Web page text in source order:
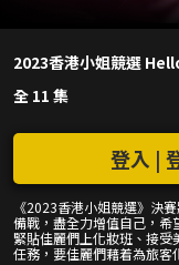
2023香港小姐競選
全 11 集
《2023香港小姐競選》決
備戰，盡全力增值自己，希望在終
緊貼佳麗們上化妝班、接
任務，要佳麗們藉着為旅客
登入 |